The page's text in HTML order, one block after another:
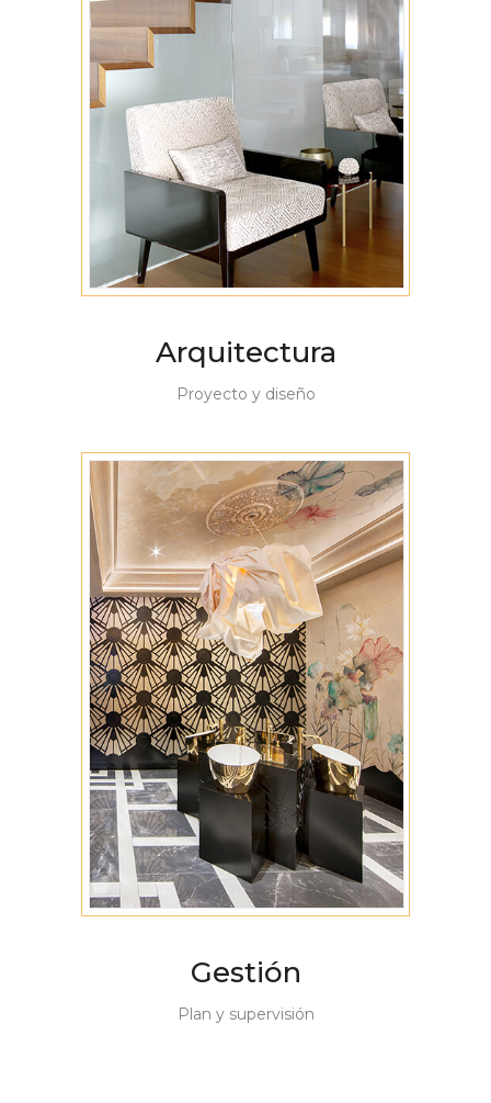
Arquitectura
Proyecto y diseño
Gestión
Plan y supervisión